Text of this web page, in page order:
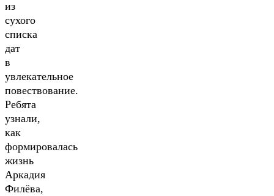
из
сухого
списка
дат
в
увлекательное
повествование.
Ребята
узнали,
как
формировалась
жизнь
Аркадия
Филёва,